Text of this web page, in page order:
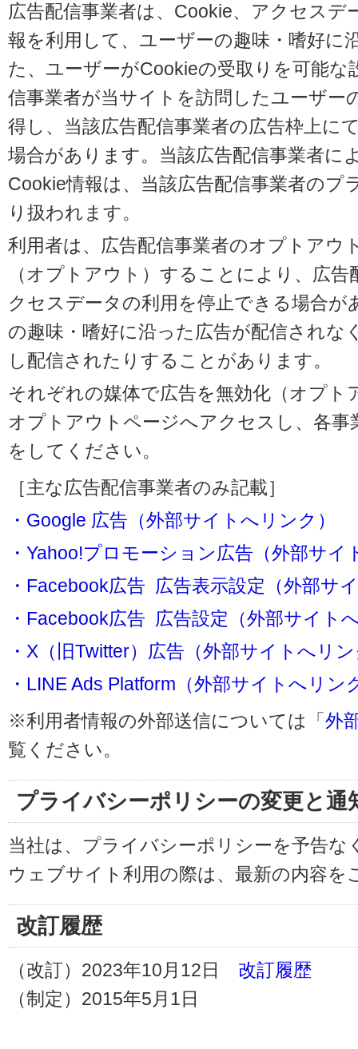
広告配信事業者は、Cookie、アクセスデ
報を利用して、ユーザーの趣味・嗜好に
た、ユーザーがCookieの受取りを可能
信事業者が当サイトを訪問したユーザー
得し、当該広告配信事業者の広告枠上に
場合があります。当該広告配信事業者に
Cookie情報は、当該広告配信事業者のプ
り扱われます。
利用者は、広告配信事業者のオプトアウ
（オプトアウト）することにより、広
クセスデータの利用を停止できる場合が
の趣味・嗜好に沿った広告が配信されな
し配信されたりすることがあります。
それぞれの媒体で広告を無効化（オプト
オプトアウトページへアクセスし、各
をしてください。
［主な広告配信事業者のみ記載］
・Google 広告（外部サイトへリンク）
・Yahoo!プロモーション広告（外部サイ
・Facebook広告 広告表示設定（外部サ
・Facebook広告 広告設定（外部サイト
・X（旧Twitter）広告（外部サイトへリ
・LINE Ads Platform（外部サイトへリン
※利用者情報の外部送信については「外
覧ください。
プライバシーポリシーの変更と通
当社は、プライバシーポリシーを予告
ウェブサイト利用の際は、最新の内容を
改訂履歴
（改訂）2023年10月12日 改訂履歴
（制定）2015年5月1日